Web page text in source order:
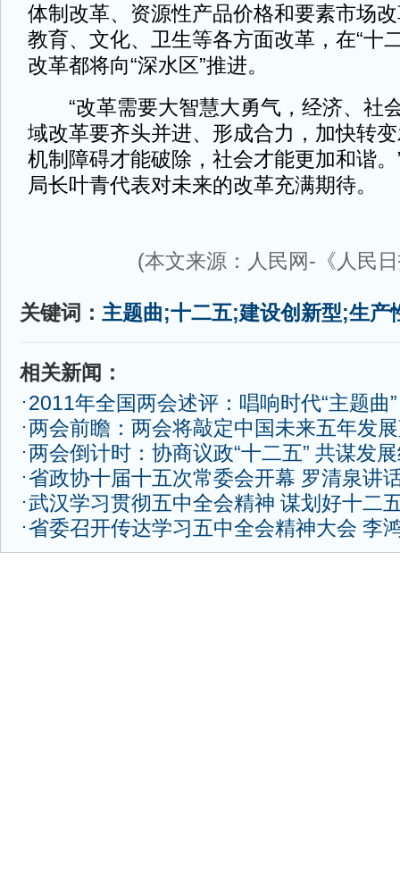
体制改革、资源性产品价格和要素市场
教育、文化、卫生等各方面改革，在“十
改革都将向“深水区”推进。
“改革需要大智慧大勇气，经济、社
域改革要齐头并进、形成合力，加快转
机制障碍才能破除，社会才能更加和谐
局长叶青代表对未来的改革充满期待。
(本文来源：人民网-《人民
关键词： 主题曲;十二五;建设创新型;生产
相关新闻：
2011年全国两会述评：唱响时代“主题曲”
两会前瞻：两会将敲定中国未来五年发
两会倒计时：协商议政“十二五” 共谋发
省政协十届十五次常委会开幕 罗清泉讲
武汉学习贯彻五中全会精神 谋划好十二
省委召开传达学习五中全会精神大会 李